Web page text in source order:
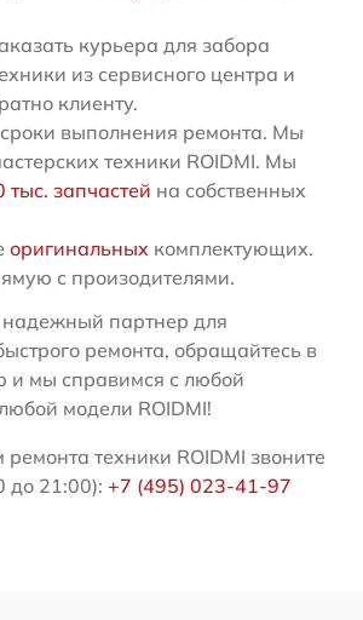
курьера для забора
из сервисного центра и
клиенту.
выполнения ремонта. Мы
техники ROIDMI. Мы
тыс. запчастей на собственных
оригинальных комплектующих.
с произодителями.
партнер для
ремонта, обращайтесь в
и мы справимся с любой
модели ROIDMI!
техники ROIDMI звоните
до 21:00): +7 (495) 023-41-97